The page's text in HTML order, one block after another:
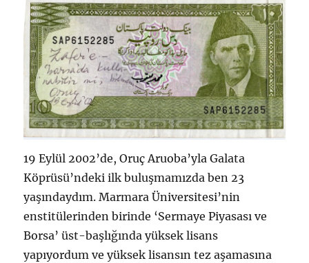
19 Eylül 2002’de, Oruç Aruoba’yla Galata
Köprüsü’ndeki ilk buluşmamızda ben 23
yaşındaydım. Marmara Üniversitesi’nin
enstitülerinden birinde ‘Sermaye Piyasası ve
Borsa’ üst-başlığında yüksek lisans
yapıyordum ve yüksek lisansın tez aşamasına